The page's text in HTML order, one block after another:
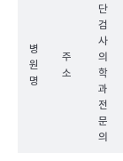
병
원
명
주
소
단
검
사
의
학
과
전
문
의